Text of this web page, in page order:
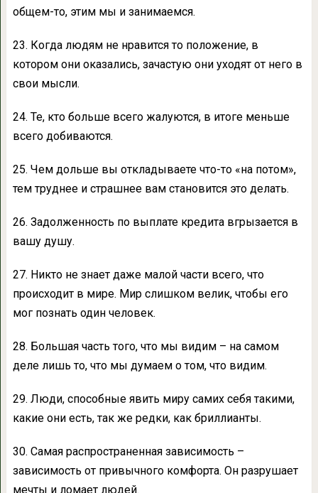
общем-то, этим мы и занимаемся.
23. Когда людям не нравится то положение, в
котором они оказались, зачастую они уходят от него в
свои мысли.
24. Те, кто больше всего жалуются, в итоге меньше
всего добиваются.
25. Чем дольше вы откладываете что-то «на потом»,
тем труднее и страшнее вам становится это делать.
26. Задолженность по выплате кредита вгрызается в
вашу душу.
27. Никто не знает даже малой части всего, что
происходит в мире. Мир слишком велик, чтобы его
мог познать один человек.
28. Большая часть того, что мы видим – на самом
деле лишь то, что мы думаем о том, что видим.
29. Люди, способные явить миру самих себя такими,
какие они есть, так же редки, как бриллианты.
30. Самая распространенная зависимость –
зависимость от привычного комфорта. Он разрушает
мечты и ломает людей.